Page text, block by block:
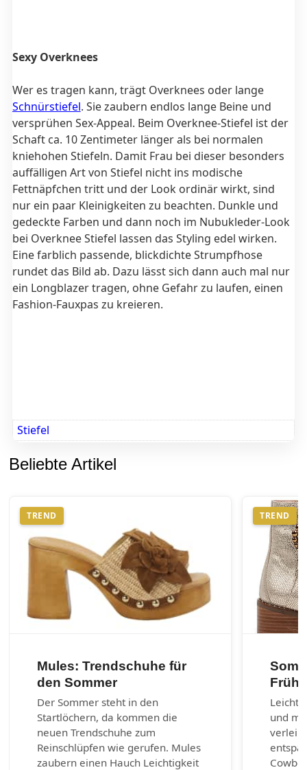
Sexy Overknees
Wer es tragen kann, trägt Overknees oder lange
Schnürstiefel. Sie zaubern endlos lange Beine und
versprühen Sex-Appeal. Beim Overknee-Stiefel ist der
Schaft ca. 10 Zentimeter länger als bei normalen
kniehohen Stiefeln. Damit Frau bei dieser besonders
auffälligen Art von Stiefel nicht ins modische
Fettnäpfchen tritt und der Look ordinär wirkt, sind
nur ein paar Kleinigkeiten zu beachten. Dunkle und
gedeckte Farben und dann noch im Nubukleder-Look
bei Overknee Stiefel lassen das Styling edel wirken.
Eine farblich passende, blickdichte Strumpfhose
rundet das Bild ab. Dazu lässt sich dann auch mal nur
ein Longblazer tragen, ohne Gefahr zu laufen, einen
Fashion-Fauxpas zu kreieren.
Stiefel
Beliebte Artikel
TREND
Mules: Trendschuhe für
den Sommer
Der Sommer steht in den
Startlöchern, da kommen die
neuen Trendschuhe zum
Reinschlüpfen wie gerufen. Mules
zaubern einen Hauch Leichtigkeit
TREND
und